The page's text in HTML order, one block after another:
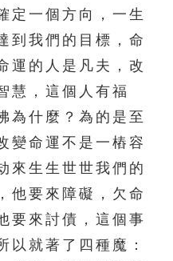
定一個方向，一生
到我們的目標，命
運的人是凡夫，改
慧，這個人有福
為什麼？為的是至
變命運不是一樁容
來生生世世我們的
他要來障礙，欠命
要來討債，這個事
以就著了四種魔：